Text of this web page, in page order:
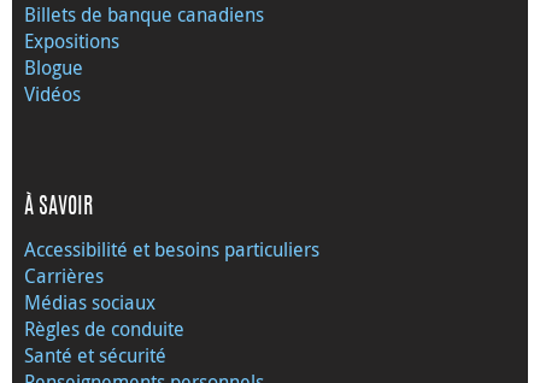
Billets de banque canadiens
Expositions
Blogue
Vidéos
À SAVOIR
Accessibilité et besoins particuliers
Carrières
Médias sociaux
Règles de conduite
Santé et sécurité